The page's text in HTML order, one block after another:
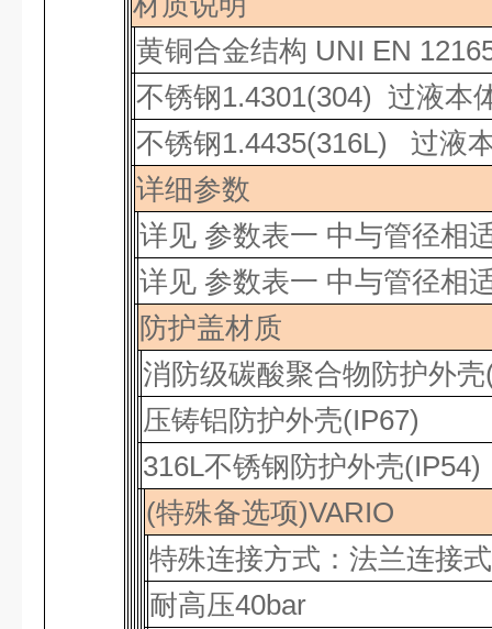
黄铜合金结构 UNI EN
不锈钢1.4301(304) 过液本
不锈钢1.4435(316L) 过液
详细参数
详见 参数表一 中与管径相
详见 参数表一 中与管径相
防护盖材质
消防级碳酸聚合物防护外壳
压铸铝防护外壳(IP67)
316L不锈钢防护外壳(IP54)
(特殊备选项)VARIO
特殊连接方式：法兰连接式
耐高压40bar